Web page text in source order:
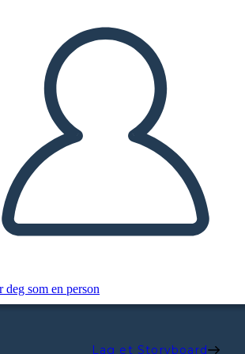
deg som en person
Lag et Storyboard